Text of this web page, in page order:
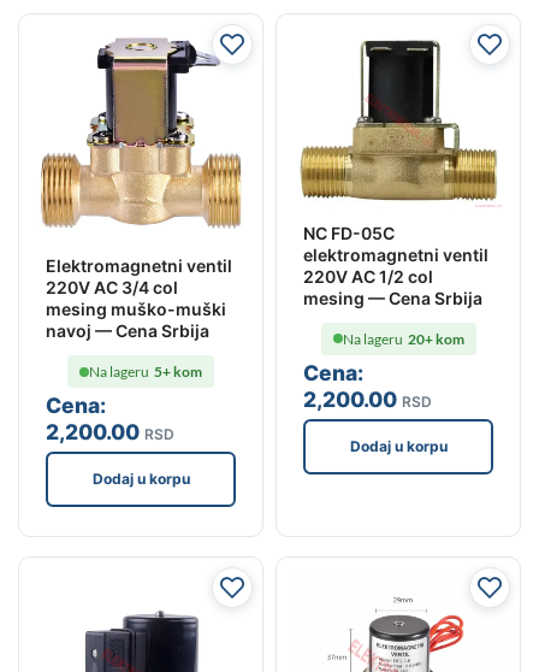
Elektromagnetni ventil
220V AC 3/4 col
mesing muško-muški
navoj — Cena Srbija
Cena:
2,200.00 RSD
Na lageru 5+ kom
Dodaj u korpu
NC FD-05C
elektromagnetni ventil
220V AC 1/2 col
mesing — Cena Srbija
Cena:
2,200.00 RSD
Na lageru 20+ kom
Dodaj u korpu